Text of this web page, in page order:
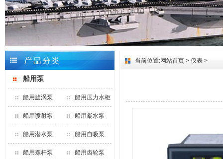
船用泵
船用旋涡泵 船用压力水柜
船用喷射泵 船用凝水泵
船用潜水泵 船用自吸泵
船用螺杆泵 船用齿轮泵
当前位置:网站首页 > 仪表 >